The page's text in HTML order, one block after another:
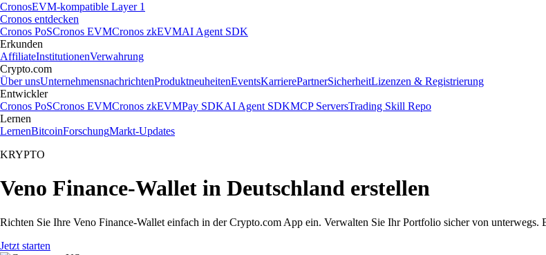
CronosEVM-kompatible Layer 1
Cronos entdecken
Cronos PoSCronos EVMCronos zkEVMAI Agent SDK
Erkunden
AffiliateInstitutionenVerwahrung
Crypto.com
Über unsUnternehmensnachrichtenProduktneuheitenEventsKarrierePartnerSicherheitLizenzen & Registrierung
Entwickler
Cronos PoSCronos EVMCronos zkEVMPay SDKAI Agent SDKMCP ServersTrading Skill Repo
Lernen
LernenBitcoinForschungMarkt-Updates
KRYPTO
Veno Finance-Wallet in Deutschland erstellen
Richten Sie Ihre Veno Finance-Wallet einfach in der Crypto.com App ein. Verwalten Sie Ihr Portfolio sicher von unterwegs.
Jetzt starten